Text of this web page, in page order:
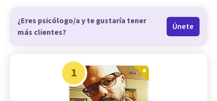
¿Eres psicólogo/a y te gustaría tener
más clientes?
Únete
1